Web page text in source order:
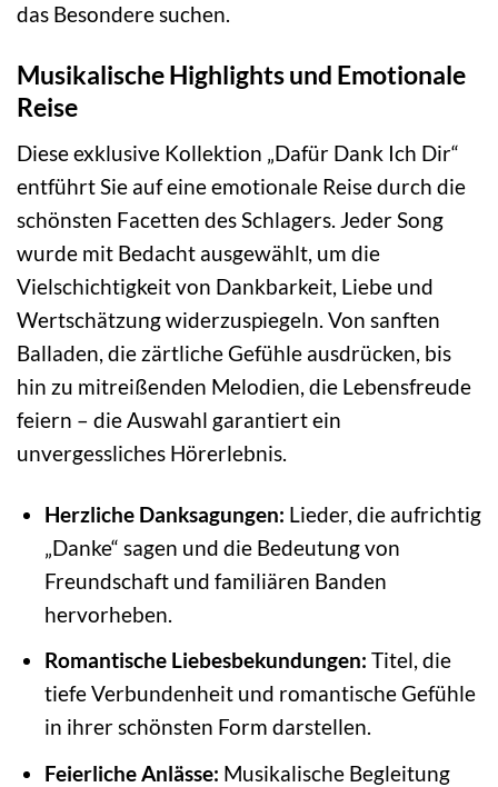
das Besondere suchen.
Musikalische Highlights und Emotionale
Reise
Diese exklusive Kollektion „Dafür Dank Ich Dir“
entführt Sie auf eine emotionale Reise durch die
schönsten Facetten des Schlagers. Jeder Song
wurde mit Bedacht ausgewählt, um die
Vielschichtigkeit von Dankbarkeit, Liebe und
Wertschätzung widerzuspiegeln. Von sanften
Balladen, die zärtliche Gefühle ausdrücken, bis
hin zu mitreißenden Melodien, die Lebensfreude
feiern – die Auswahl garantiert ein
unvergessliches Hörerlebnis.
Herzliche Danksagungen: Lieder, die aufrichtig
„Danke“ sagen und die Bedeutung von
Freundschaft und familiären Banden
hervorheben.
Romantische Liebesbekundungen: Titel, die
tiefe Verbundenheit und romantische Gefühle
in ihrer schönsten Form darstellen.
Feierliche Anlässe: Musikalische Begleitung